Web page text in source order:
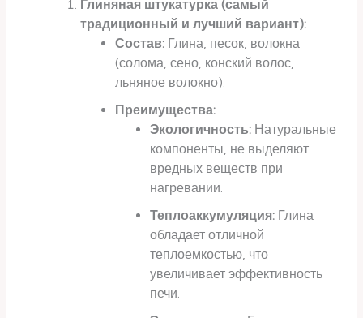
Глиняная штукатурка (самый
традиционный и лучший вариант):
Состав: Глина, песок, волокна
(солома, сено, конский волос,
льняное волокно).
Преимущества:
Экологичность: Натуральные
компоненты, не выделяют
вредных веществ при
нагревании.
Теплоаккумуляция: Глина
обладает отличной
теплоемкостью, что
увеличивает эффективность
печи.